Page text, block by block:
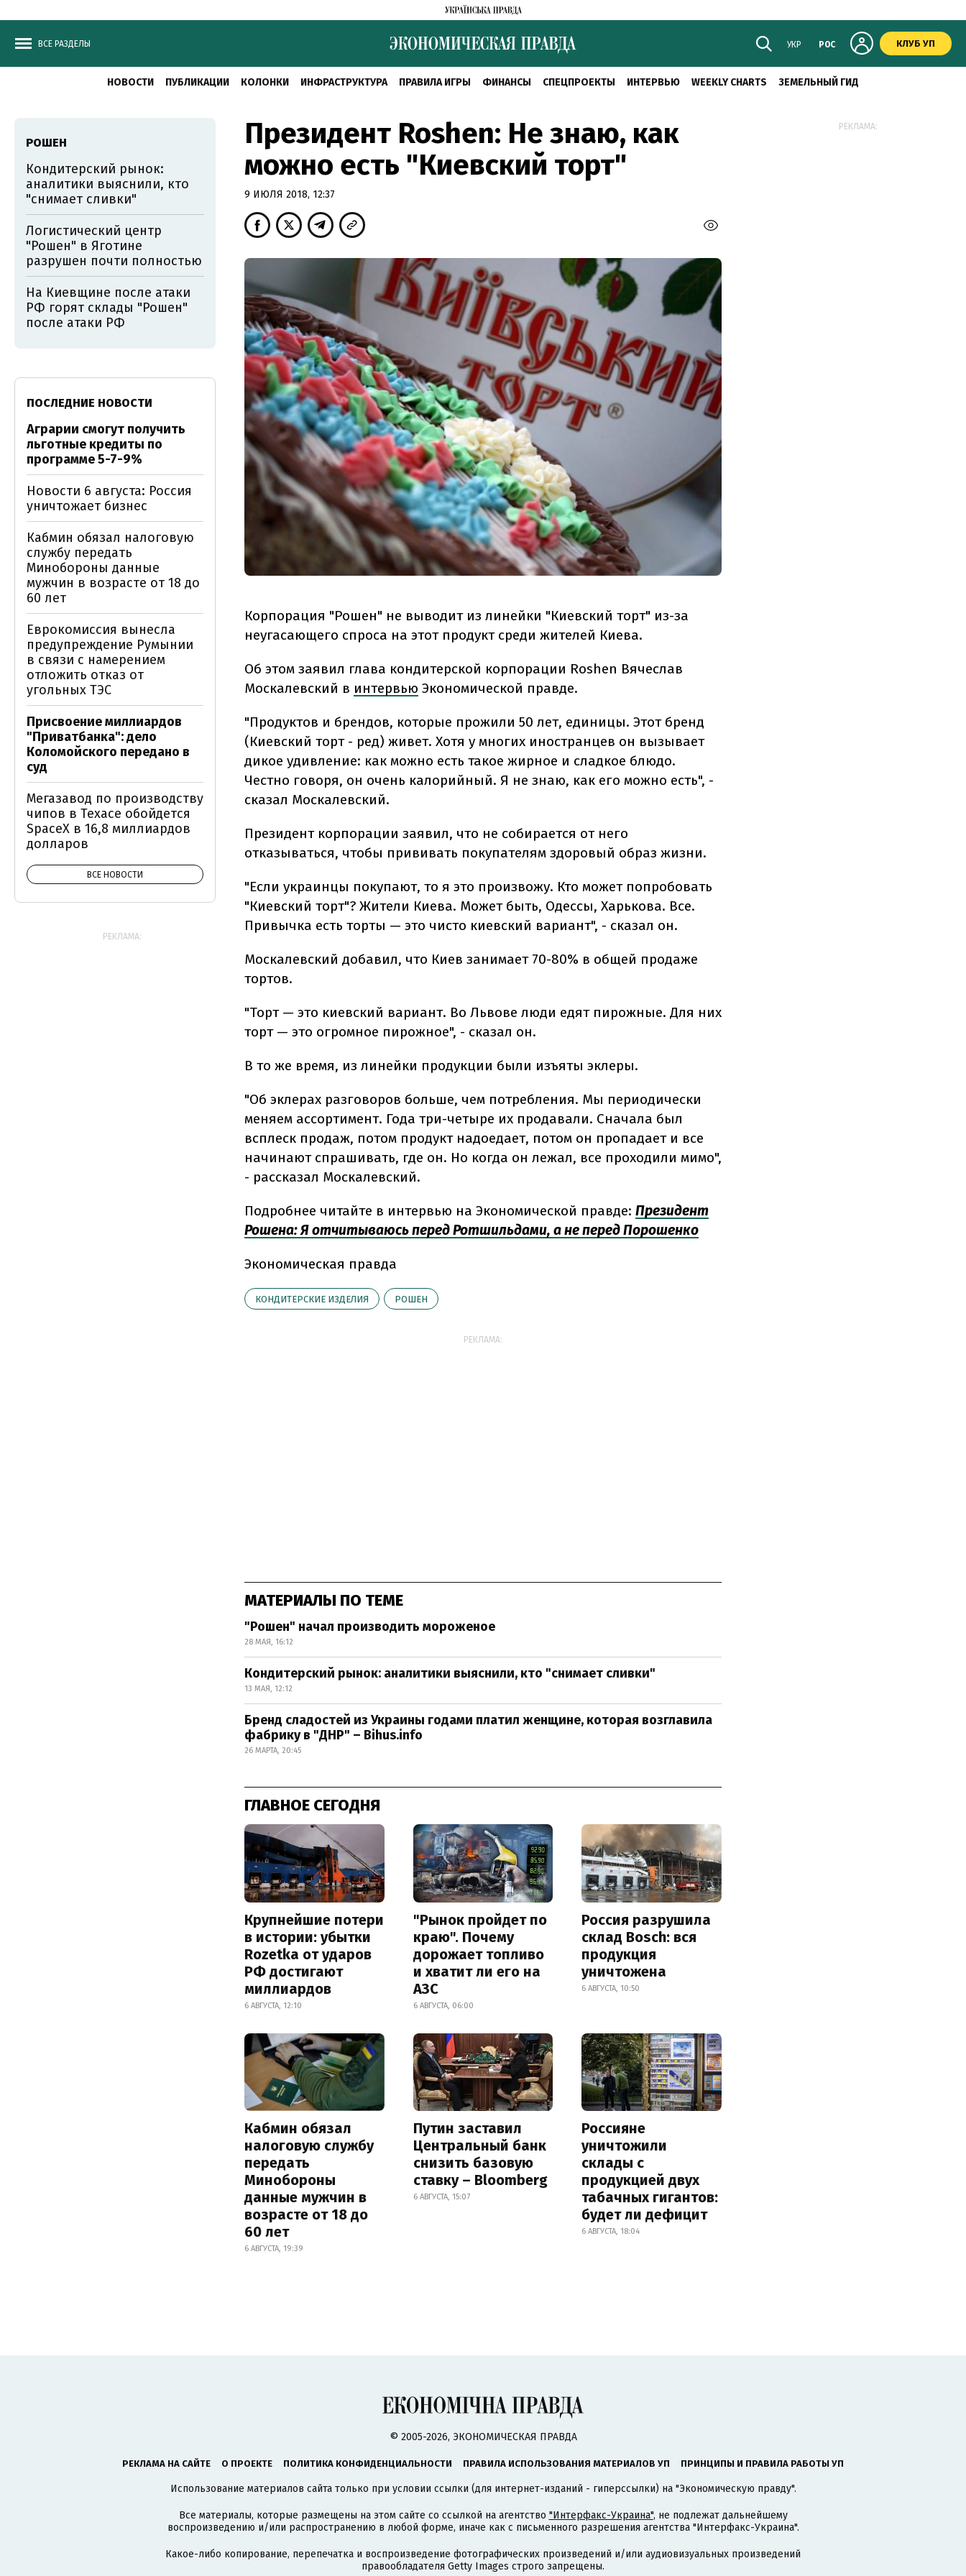
ВСЕ РАЗДЕЛЫ УКР РОС КЛУБ УП
НОВОСТИ ПУБЛИКАЦИИ КОЛОНКИ ИНФРАСТРУКТУРА ПРАВИЛА ИГРЫ ФИНАНСЫ СПЕЦПРОЕКТЫ ИНТЕРВЬЮ WEEKLY CHARTS ЗЕМЕЛЬНЫЙ ГИД
Президент Roshen: Не знаю, как
можно есть "Киевский торт"
9 ИЮЛЯ 2018, 12:37
Корпорация "Рошен" не выводит из линейки "Киевский торт" из-за
неугасающего спроса на этот продукт среди жителей Киева.
Об этом заявил глава кондитерской корпорации Roshen Вячеслав
Москалевский в интервью Экономической правде.
"Продуктов и брендов, которые прожили 50 лет, единицы. Этот бренд
(Киевский торт - ред) живет. Хотя у многих иностранцев он вызывает
дикое удивление: как можно есть такое жирное и сладкое блюдо.
Честно говоря, он очень калорийный. Я не знаю, как его можно есть", -
сказал Москалевский.
Президент корпорации заявил, что не собирается от него
отказываться, чтобы прививать покупателям здоровый образ жизни.
"Если украинцы покупают, то я это произвожу. Кто может попробовать
"Киевский торт"? Жители Киева. Может быть, Одессы, Харькова. Все.
Привычка есть торты — это чисто киевский вариант", - сказал он.
Москалевский добавил, что Киев занимает 70-80% в общей продаже
тортов.
"Торт — это киевский вариант. Во Львове люди едят пирожные. Для них
торт — это огромное пирожное", - сказал он.
В то же время, из линейки продукции были изъяты эклеры.
"Об эклерах разговоров больше, чем потребления. Мы периодически
меняем ассортимент. Года три-четыре их продавали. Сначала был
всплеск продаж, потом продукт надоедает, потом он пропадает и все
начинают спрашивать, где он. Но когда он лежал, все проходили мимо",
- рассказал Москалевский.
Подробнее читайте в интервью на Экономической правде: Президент
Рошена: Я отчитываюсь перед Ротшильдами, а не перед Порошенко
Экономическая правда
КОНДИТЕРСКИЕ ИЗДЕЛИЯ РОШЕН
РЕКЛАМА:
МАТЕРИАЛЫ ПО ТЕМЕ
"Рошен" начал производить мороженое
28 МАЯ, 16:12
Кондитерский рынок: аналитики выяснили, кто "снимает сливки"
13 МАЯ, 12:12
Бренд сладостей из Украины годами платил женщине, которая возглавила
фабрику в "ДНР" – Bihus.info
26 МАРТА, 20:45
ГЛАВНОЕ СЕГОДНЯ
Крупнейшие потери
в истории: убытки
Rozetka от ударов
РФ достигают
миллиардов
6 АВГУСТА, 12:10
"Рынок пройдет по
краю". Почему
дорожает топливо
и хватит ли его на
АЗС
6 АВГУСТА, 06:00
Россия разрушила
склад Bosch: вся
продукция
уничтожена
6 АВГУСТА, 10:50
Кабмин обязал
налоговую службу
передать
Минобороны
данные мужчин в
возрасте от 18 до
60 лет
6 АВГУСТА, 19:39
Путин заставил
Центральный банк
снизить базовую
ставку – Bloomberg
6 АВГУСТА, 15:07
Россияне
уничтожили
склады с
продукцией двух
табачных гигантов:
будет ли дефицит
6 АВГУСТА, 18:04
РОШЕН
Кондитерский рынок:
аналитики выяснили, кто
"снимает сливки"
Логистический центр
"Рошен" в Яготине
разрушен почти полностью
На Киевщине после атаки
РФ горят склады "Рошен"
после атаки РФ
ПОСЛЕДНИЕ НОВОСТИ
Аграрии смогут получить
льготные кредиты по
программе 5-7-9%
Новости 6 августа: Россия
уничтожает бизнес
Кабмин обязал налоговую
службу передать
Минобороны данные
мужчин в возрасте от 18 до
60 лет
Еврокомиссия вынесла
предупреждение Румынии
в связи с намерением
отложить отказ от
угольных ТЭС
Присвоение миллиардов
"Приватбанка": дело
Коломойского передано в
суд
Мегазавод по производству
чипов в Техасе обойдется
SpaceX в 16,8 миллиардов
долларов
ВСЕ НОВОСТИ
РЕКЛАМА:
РЕКЛАМА:
© 2005-2026, ЭКОНОМИЧЕСКАЯ ПРАВДА
РЕКЛАМА НА САЙТЕ О ПРОЕКТЕ ПОЛИТИКА КОНФИДЕНЦИАЛЬНОСТИ ПРАВИЛА ИСПОЛЬЗОВАНИЯ МАТЕРИАЛОВ УП ПРИНЦИПЫ И ПРАВИЛА РАБОТЫ УП
Использование материалов сайта только при условии ссылки (для интернет-изданий - гиперссылки) на "Экономическую правду".
Все материалы, которые размещены на этом сайте со ссылкой на агентство "Интерфакс-Украина", не подлежат дальнейшему
воспроизведению и/или распространению в любой форме, иначе как с письменного разрешения агентства "Интерфакс-Украина".
Какое-либо копирование, перепечатка и воспроизведение фотографических произведений и/или аудиовизуальных произведений
правообладателя Getty Images строго запрещены.